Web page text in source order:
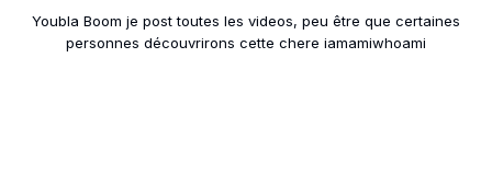
Youbla Boom je post toutes les videos, peu être que certaines
personnes découvrirons cette chere iamamiwhoami